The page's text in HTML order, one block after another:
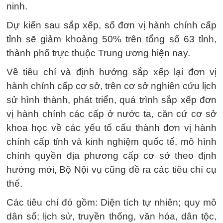
ninh.
Dự kiến sau sắp xếp, số đơn vị hành chính cấp
tỉnh sẽ giảm khoảng 50% trên tổng số 63 tỉnh,
thành phố trực thuộc Trung ương hiện nay.
Về tiêu chí và định hướng sắp xếp lại đơn vị
hành chính cấp cơ sở, trên cơ sở nghiên cứu lịch
sử hình thành, phát triển, quá trình sắp xếp đơn
vị hành chính các cấp ở nước ta, căn cứ cơ sở
khoa học về các yếu tố cấu thành đơn vị hành
chính cấp tỉnh và kinh nghiệm quốc tế, mô hình
chính quyền địa phương cấp cơ sở theo định
hướng mới, Bộ Nội vụ cũng đề ra các tiêu chí cụ
thể.
Các tiêu chí đó gồm: Diện tích tự nhiên; quy mô
dân số; lịch sử, truyền thống, văn hóa, dân tộc,